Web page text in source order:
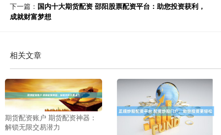
下一篇： 国内十大期货配资 邵阳股票配资平台：助您投资获利，
成就财富梦想
相关文章
期货配资账户 期货配资神器：
解锁无限交易潜力